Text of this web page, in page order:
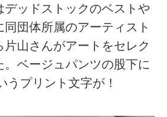
デッドストックのベストや
団体所属のアーティスト
山さんがアートをセレク
。ベージュパンツの股下に
うプリント文字が！